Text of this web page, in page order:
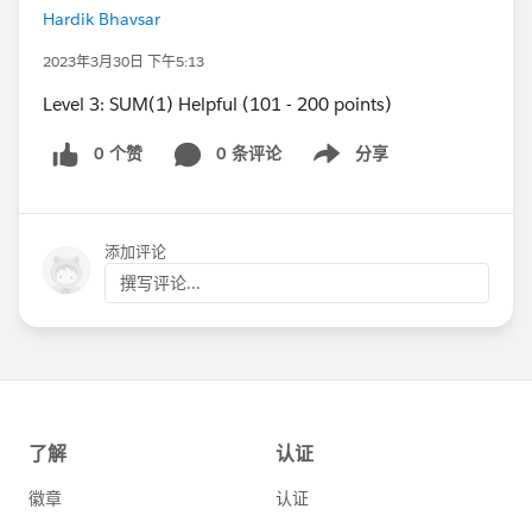
Hardik Bhavsar
2023年3月30日 下午5:13
Level 3: SUM(1) Helpful (101 - 200 points)
0 个赞 0 条评论 分享
Show menu
添加评论
撰写评论...